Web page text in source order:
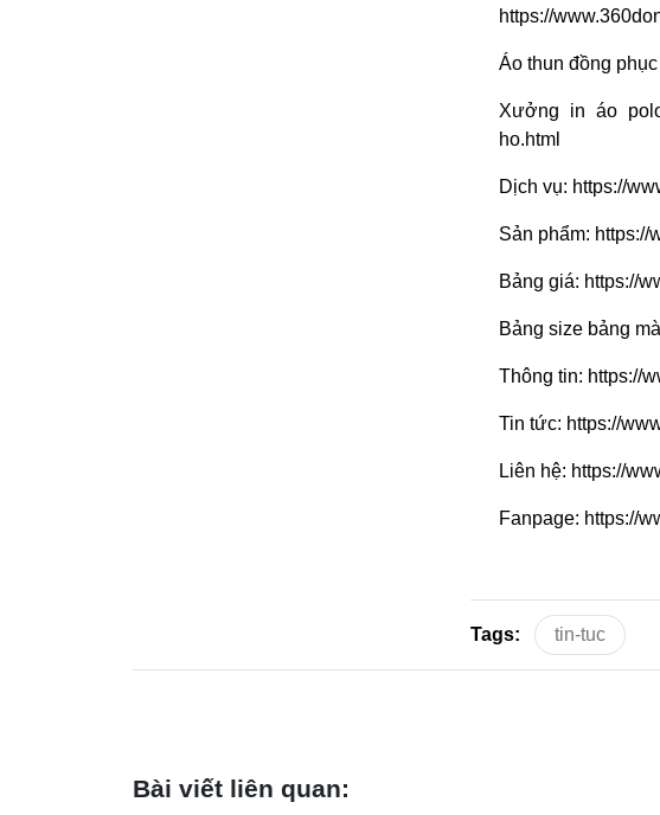
https://
Áo thun đồng
Xưởng in áo
ho.html
Dịch vụ: https://
Sản phẩm: https://
Bảng giá: https://
Bảng size bảng
Thông tin: https://
Tin tức: https://
Liên hệ: https://
Fanpage: https://
Tags: tin-tuc
Bài viết liên quan: